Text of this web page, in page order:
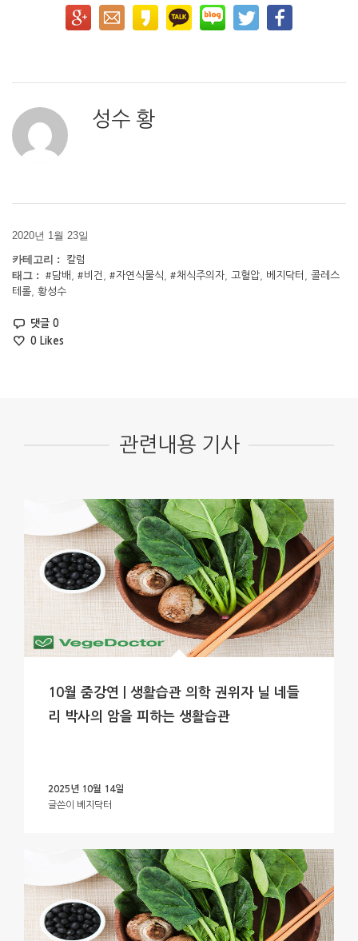
성수 황
2020년 1월 23일
카테고리 :
칼럼
태그 : #담배 #비건 #자연식물식 #채식주의자 고혈압 베지닥터
콜레스
테롤
황성수
댓글 0
0 Likes
관련내용 기사
10월 줌강연 | 생활습관 의학 권위자 닐 네들
리 박사의 암을 피하는 생활습관
2025년 10월 14일
글쓴이 베지닥터